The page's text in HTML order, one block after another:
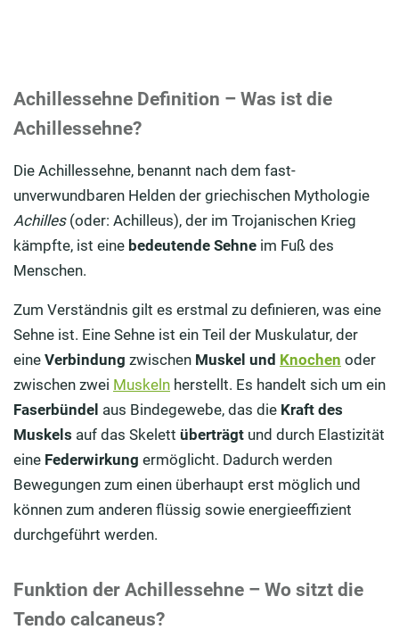
Achillessehne Definition – Was ist die
Achillessehne?
Die Achillessehne, benannt nach dem fast-
unverwundbaren Helden der griechischen Mythologie
Achilles(oder: Achilleus), der im Trojanischen Krieg
kämpfte, ist eine bedeutende Sehne im Fuß des
Menschen.
Zum Verständnis gilt es erstmal zu definieren, was eine
Sehne ist. Eine Sehne ist ein Teil der Muskulatur, der
eine Verbindung zwischen Muskel und Knochen oder
zwischen zwei Muskeln herstellt. Es handelt sich um ein
Faserbündel aus Bindegewebe, das die Kraft des
Muskels auf das Skelett überträgt und durch Elastizität
eine Federwirkung ermöglicht. Dadurch werden
Bewegungen zum einen überhaupt erst möglich und
können zum anderen flüssig sowie energieeffizient
durchgeführt werden.
Funktion der Achillessehne – Wo sitzt die
Tendo calcaneus?